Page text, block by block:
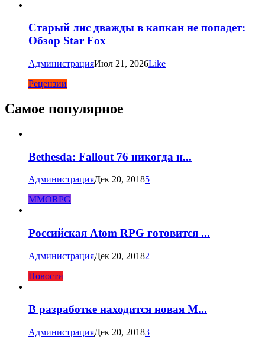
Старый лис дважды в капкан не попадет:
Обзор Star Fox
АдминистрацияИюл 21, 2026Like
Рецензии
Самое популярное
Bethesda: Fallout 76 никогда н...
АдминистрацияДек 20, 20185
MMORPG
Российская Atom RPG готовится ...
АдминистрацияДек 20, 20182
Новости
В разработке находится новая M...
АдминистрацияДек 20, 20183